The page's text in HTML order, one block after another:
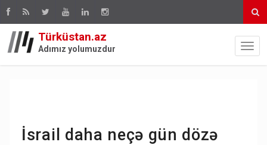
Türküstan.az
Adımız yolumuzdur
İsrail daha neçə gün dözə